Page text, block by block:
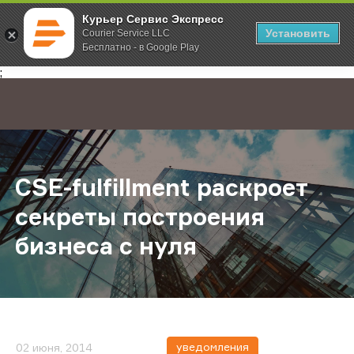
Курьер Сервис Экспресс
Courier Service LLC
Бесплатно - в Google Play
Установить
;
Главная О компании Новости CSE-fulfillment раскроет секреты
CSE-fulfillment раскроет
секреты построения
бизнеса с нуля
02 июня, 2014 уведомления